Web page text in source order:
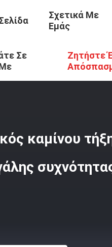
Σχετικά Με
Εμάς
Σε
Ζητήστε
Λειώνοντας Φούρνος
καμίνου